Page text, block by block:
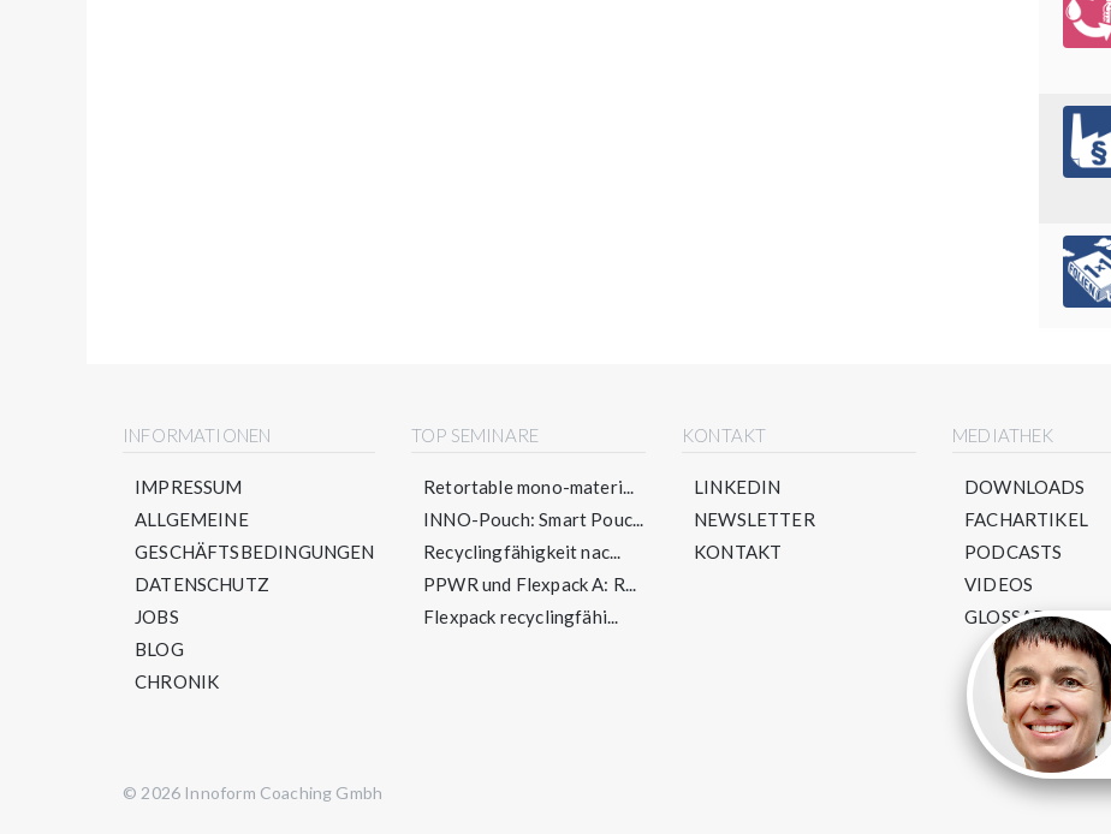
INFORMATIONEN
IMPRESSUM
ALLGEMEINE
GESCHÄFTSBEDINGUNGEN
DATENSCHUTZ
JOBS
BLOG
CHRONIK
TOP SEMINARE
Retortable mono-materi...
INNO-Pouch: Smart Pouc...
Recyclingfähigkeit nac...
PPWR und Flexpack A: R...
Flexpack recyclingfähi...
KONTAKT
LINKEDIN
NEWSLETTER
KONTAKT
MEDIATHEK
DOWNLOADS
FACHARTIKEL
PODCASTS
VIDEOS
GLOSSAR
© 2026 Innoform Coaching Gmbh